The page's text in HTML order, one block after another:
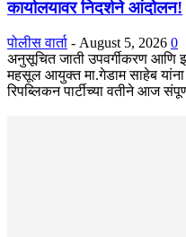
कार्यालयावर निदर्शने आंदोलन!
पोलीस वार्ता - August 5, 2026 0
अनुसूचित जाती उपवर्गीकरण आणि
महसूल आयुक्त मा.गेडाम साहेब यांना
रिपब्लिकन पार्टीच्या वतीने आज